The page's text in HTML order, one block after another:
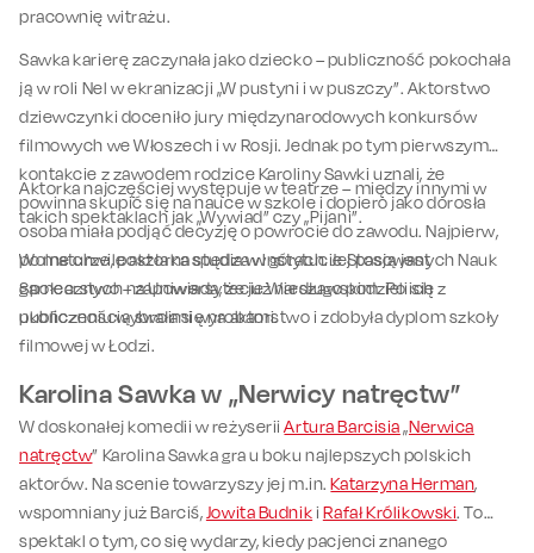
pracownię witrażu.
Sawka karierę zaczynała jako dziecko – publiczność pokochała
ją w roli Nel w ekranizacji „W pustyni i w puszczy”. Aktorstwo
dziewczynki doceniło jury międzynarodowych konkursów
filmowych we Włoszech i w Rosji. Jednak po tym pierwszym
kontakcie z zawodem rodzice Karoliny Sawki uznali, że
powinna skupić się na nauce w szkole i dopiero jako dorosła
osoba miała podjąć decyzję o powrocie do zawodu. Najpierw,
po maturze, poszła na studia w Instytucie Stosowanych Nauk
Społecznych na Uniwersytecie Warszawskim. Po ich
ukończeniu wybrała się na aktorstwo i zdobyła dyplom szkoły
filmowej w Łodzi.
Aktorka najczęściej występuje w teatrze – między innymi w
takich spektaklach jak „Wywiad” czy „Pijani”.
Wolne chwile aktorka spędza w górach. Jej pasją jest
garncarstwo – zapowiada, że już niedługo podzieli się z
publicznością swoimi wyrobami.
Karolina Sawka w „Nerwicy natręctw”
W doskonałej komedii w reżyseriiArtura Barcisia„Nerwica
natręctw” Karolina Sawka gra u boku najlepszych polskich
aktorów. Na scenie towarzyszy jej m.in.Katarzyna Herman,
wspomniany już Barciś, Jowita Budniki Rafał Królikowski. To
spektakl o tym, co się wydarzy, kiedy pacjenci znanego